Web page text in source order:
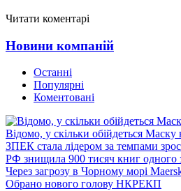
Читати коментарі
Новини компаній
Останні
Популярні
Коментовані
Відомо, у скільки обійдеться Маску
ЗПЕК стала лідером за темпами
РФ знищила 900 тисяч книг одного
Через загрозу в Чорному морі
Обрано нового голову НКРЕКП